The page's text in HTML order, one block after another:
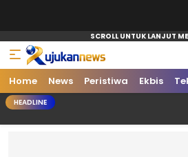
Home News Peristiwa Ekbis
HEADLINE